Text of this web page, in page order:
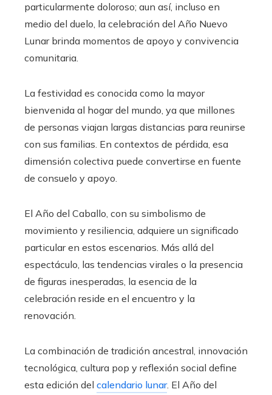
particularmente doloroso; aun así, incluso en
medio del duelo, la celebración del Año Nuevo
Lunar brinda momentos de apoyo y convivencia
comunitaria.
La festividad es conocida como la mayor
bienvenida al hogar del mundo, ya que millones
de personas viajan largas distancias para reunirse
con sus familias. En contextos de pérdida, esa
dimensión colectiva puede convertirse en fuente
de consuelo y apoyo.
El Año del Caballo, con su simbolismo de
movimiento y resiliencia, adquiere un significado
particular en estos escenarios. Más allá del
espectáculo, las tendencias virales o la presencia
de figuras inesperadas, la esencia de la
celebración reside en el encuentro y la
renovación.
La combinación de tradición ancestral, innovación
tecnológica, cultura pop y reflexión social define
esta edición del calendario lunar. El Año del